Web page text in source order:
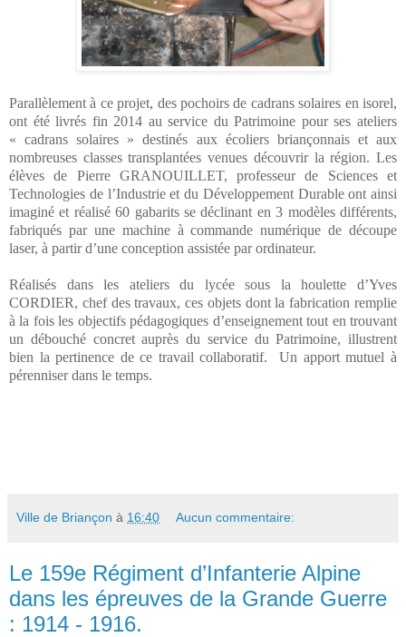
Parallèlement à ce projet, des pochoirs de cadrans solaires en isorel,
ont été livrés fin 2014 au service du Patrimoine pour ses ateliers
« cadrans solaires » destinés aux écoliers briançonnais et aux
nombreuses classes transplantées venues découvrir la région. Les
élèves de Pierre GRANOUILLET, professeur de Sciences et
Technologies de l’Industrie et du Développement Durable ont ainsi
imaginé et réalisé 60 gabarits se déclinant en 3 modèles différents,
fabriqués par une machine à commande numérique de découpe
laser, à partir d’une conception assistée par ordinateur.
Réalisés dans les ateliers du lycée sous la houlette d’Yves
CORDIER, chef des travaux, ces objets dont la fabrication remplie
à la fois les objectifs pédagogiques d’enseignement tout en trouvant
un débouché concret auprès du service du Patrimoine, illustrent
bien la pertinence de ce travail collaboratif.
Un apport mutuel à
pérenniser dans le temps.
Ville de Briançon à 16:40 Aucun commentaire:
Le 159e Régiment d’Infanterie Alpine
dans les épreuves de la Grande Guerre
: 1914 - 1916.